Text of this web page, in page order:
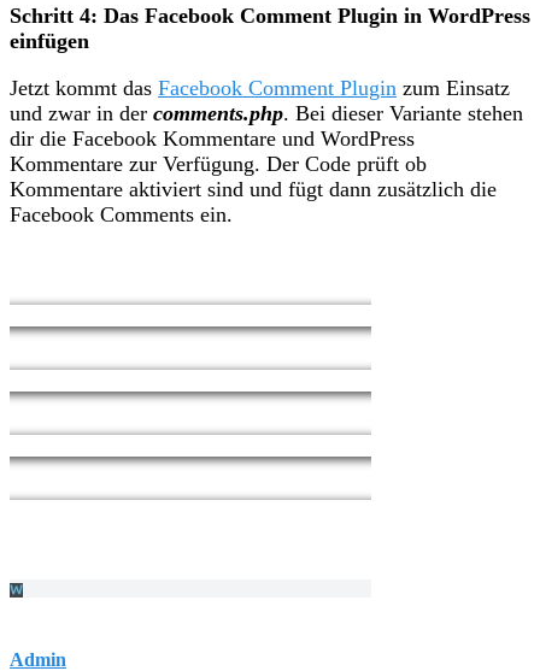
Schritt 4: Das Facebook Comment Plugin in WordPress
einfügen
Jetzt kommt das Facebook Comment Plugin zum Einsatz
und zwar in der comments.php. Bei dieser Variante stehen
dir die Facebook Kommentare und WordPress
Kommentare zur Verfügung. Der Code prüft ob
Kommentare aktiviert sind und fügt dann zusätzlich die
Facebook Comments ein.
Admin